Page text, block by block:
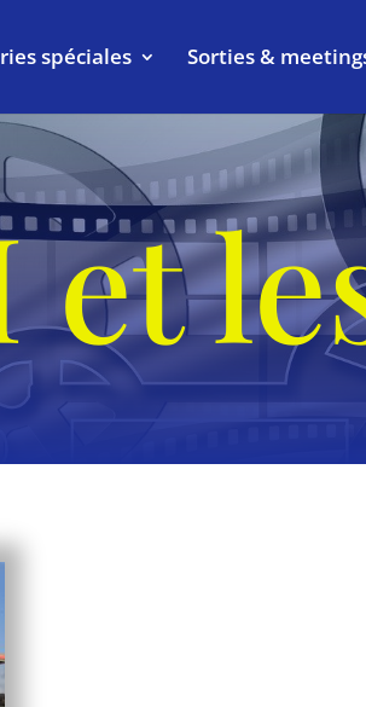
spéciales Sorties &
et